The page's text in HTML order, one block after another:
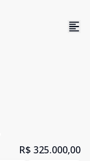
R$ 325.000,00